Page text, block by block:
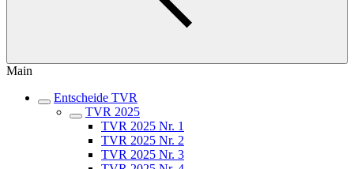
Main
Entscheide TVR
TVR 2025
TVR 2025 Nr. 1
TVR 2025 Nr. 2
TVR 2025 Nr. 3